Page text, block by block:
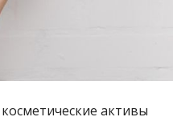
активы